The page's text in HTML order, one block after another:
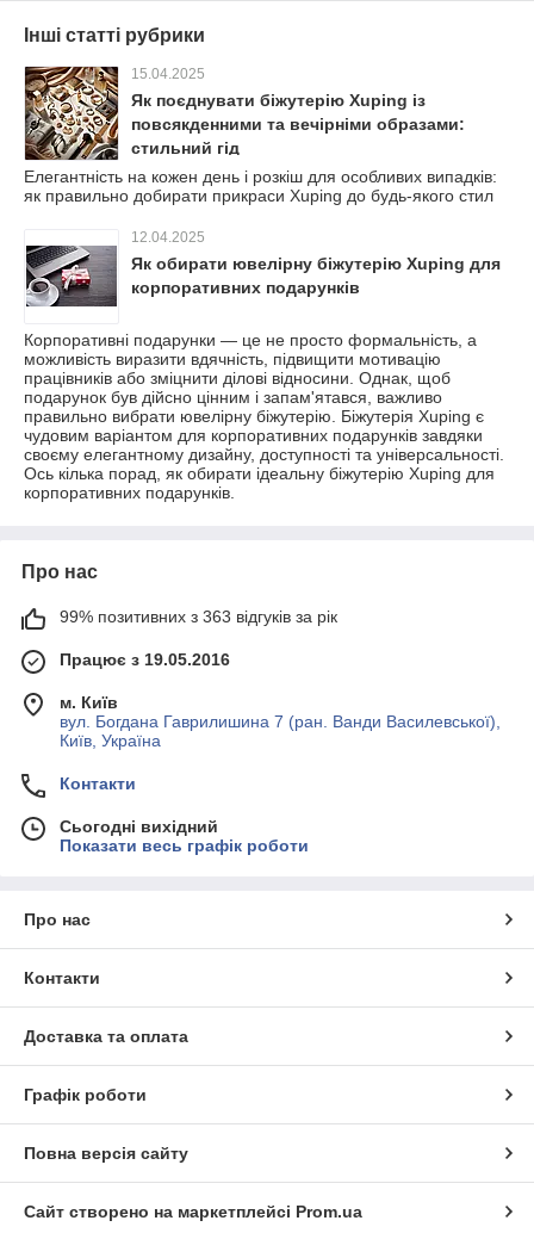
Інші статті рубрики
15.04.2025
Як поєднувати біжутерію Xuping із
повсякденними та вечірніми образами:
стильний гід
Елегантність на кожен день і розкіш для особливих випадків:
як правильно добирати прикраси Xuping до будь-якого стил
12.04.2025
Як обирати ювелірну біжутерію Xuping для
корпоративних подарунків
Корпоративні подарунки — це не просто формальність, а
можливість виразити вдячність, підвищити мотивацію
працівників або зміцнити ділові відносини. Однак, щоб
подарунок був дійсно цінним і запам'ятався, важливо
правильно вибрати ювелірну біжутерію. Біжутерія Xuping є
чудовим варіантом для корпоративних подарунків завдяки
своєму елегантному дизайну, доступності та універсальності.
Ось кілька порад, як обирати ідеальну біжутерію Xuping для
корпоративних подарунків.
Про нас
99% позитивних з 363 відгуків за рік
Працює з 19.05.2016
м. Київ
вул. Богдана Гаврилишина 7 (ран. Ванди Василевської),
Київ, Україна
Контакти
Сьогодні вихідний
Показати весь графік роботи
Про нас
Контакти
Доставка та оплата
Графік роботи
Повна версія сайту
Сайт створено на маркетплейсі Prom.ua